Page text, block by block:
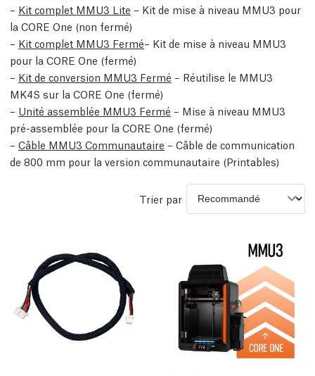
– Kit complet MMU3 Lite – Kit de mise à niveau MMU3 pour
la CORE One (non fermé)
– Kit complet MMU3 Fermé– Kit de mise à niveau MMU3
pour la CORE One (fermé)
– Kit de conversion MMU3 Fermé – Réutilise le MMU3
MK4S sur la CORE One (fermé)
– Unité assemblée MMU3 Fermé – Mise à niveau MMU3
pré-assemblée pour la CORE One (fermé)
– Câble MMU3 Communautaire – Câble de communication
de 800 mm pour la version communautaire (Printables)
Trier par